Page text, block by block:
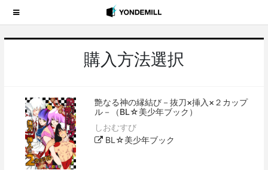
購入方法選択
艶なる神の縁結び－抜刀×挿入×２カップ
ル－（BL☆美少年ブック）
しおむすび
BL☆美少年ブック